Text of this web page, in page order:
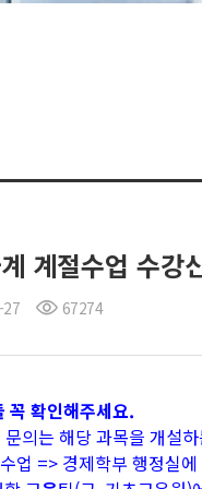
계절수업 수강
27 67274
확인해주세요.
의는 해당 과목을 개설
업 => 경제학부 행정실에